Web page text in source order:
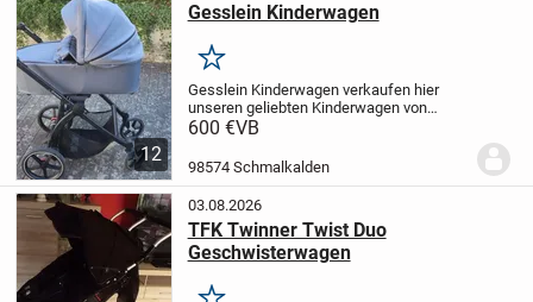
12
Gesslein Kinderwagen
Merken
Gesslein Kinderwagen verkaufen hier
unseren geliebten Kinderwagen von
Gesslein inklusive
Sportsitz und Buggyaufsatz der bis
genutzt...
600 €VB
98574 Schmalkalden
03.08.2026
TFK Twinner Twist Duo
Geschwisterwagen